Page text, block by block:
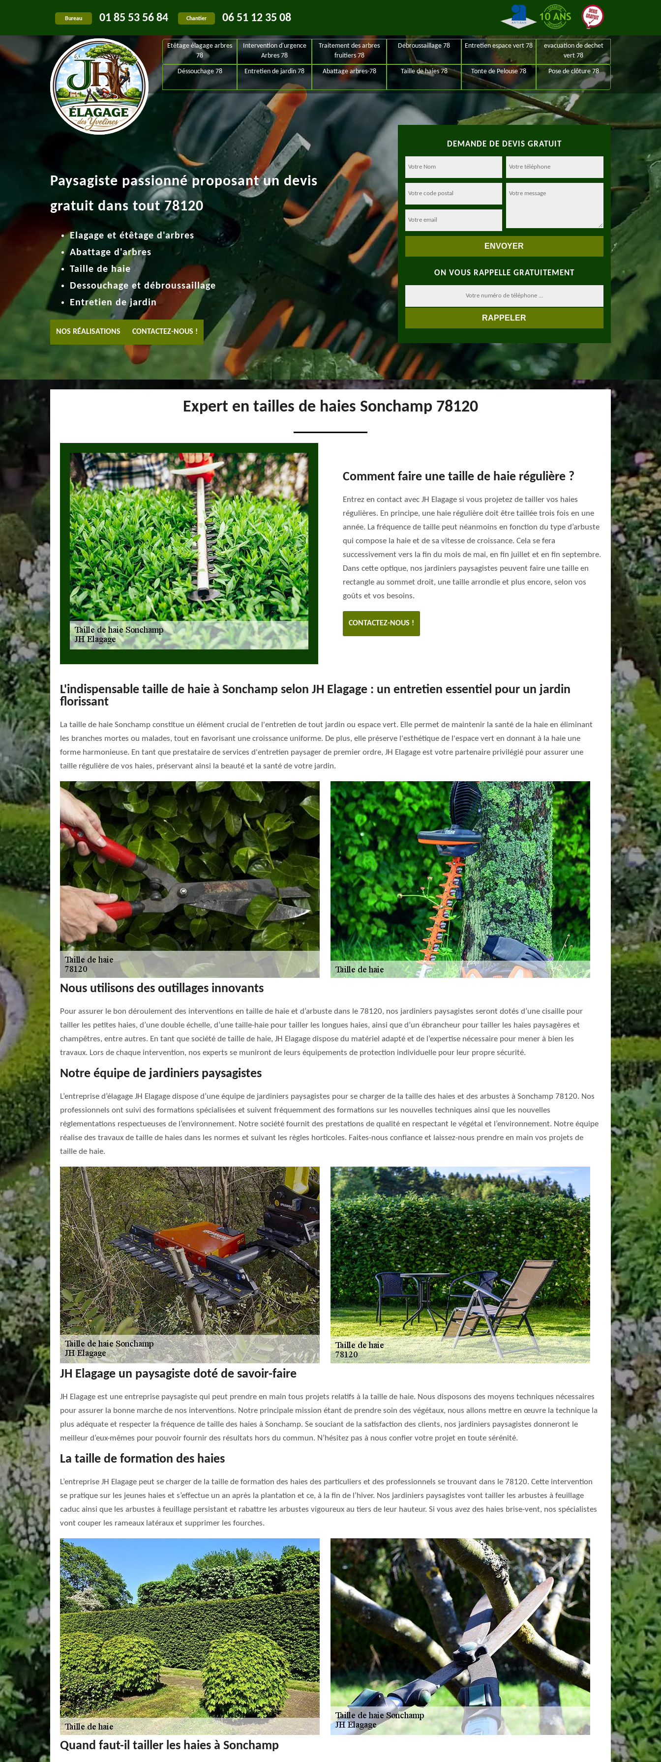
Bureau 01 85 53 56 84 Chantier 06 51 12 35 08
Etêtage élagage arbres
78
Intervention d'urgence
Arbres 78
Traitement des arbres
fruitiers 78
Debroussaillage 78 Entretien espace vert 78
evacuation de dechet
vert 78
Déssouchage 78 Entretien de jardin 78 Abattage arbres-78 Taille de haies 78 Tonte de Pelouse 78 Pose de clôture 78
DEMANDE DE DEVIS GRATUIT
ON VOUS RAPPELLE GRATUITEMENT
Paysagiste passionné proposant un devis
gratuit dans tout 78120
Elagage et étêtage d'arbres
Abattage d'arbres
Taille de haie
Dessouchage et débroussaillage
Entretien de jardin
NOS RÉALISATIONS CONTACTEZ-NOUS !
Expert en tailles de haies Sonchamp 78120
Comment faire une taille de haie régulière ?
Entrez en contact avec JH Elagage si vous projetez de tailler vos haies
régulières. En principe, une haie régulière doit être taillée trois fois en une
année. La fréquence de taille peut néanmoins en fonction du type d’arbuste
qui compose la haie et de sa vitesse de croissance. Cela se fera
successivement vers la fin du mois de mai, en fin juillet et en fin septembre.
Dans cette optique, nos jardiniers paysagistes peuvent faire une taille en
rectangle au sommet droit, une taille arrondie et plus encore, selon vos
goûts et vos besoins.
CONTACTEZ-NOUS !
L'indispensable taille de haie à Sonchamp selon JH Elagage : un entretien essentiel pour un jardin
florissant
La taille de haie Sonchamp constitue un élément crucial de l'entretien de tout jardin ou espace vert. Elle permet de maintenir la santé de la haie en éliminant
les branches mortes ou malades, tout en favorisant une croissance uniforme. De plus, elle préserve l'esthétique de l'espace vert en donnant à la haie une
forme harmonieuse. En tant que prestataire de services d'entretien paysager de premier ordre, JH Elagage est votre partenaire privilégié pour assurer une
taille régulière de vos haies, préservant ainsi la beauté et la santé de votre jardin.
Nous utilisons des outillages innovants
Pour assurer le bon déroulement des interventions en taille de haie et d’arbuste dans le 78120, nos jardiniers paysagistes seront dotés d’une cisaille pour
tailler les petites haies, d’une double échelle, d’une taille-haie pour tailler les longues haies, ainsi que d’un ébrancheur pour tailler les haies paysagères et
champêtres, entre autres. En tant que société de taille de haie, JH Elagage dispose du matériel adapté et de l’expertise nécessaire pour mener à bien les
travaux. Lors de chaque intervention, nos experts se muniront de leurs équipements de protection individuelle pour leur propre sécurité.
Notre équipe de jardiniers paysagistes
L’entreprise d’élagage JH Elagage dispose d’une équipe de jardiniers paysagistes pour se charger de la taille des haies et des arbustes à Sonchamp 78120. Nos
professionnels ont suivi des formations spécialisées et suivent fréquemment des formations sur les nouvelles techniques ainsi que les nouvelles
règlementations respectueuses de l’environnement. Notre société fournit des prestations de qualité en respectant le végétal et l’environnement. Notre équipe
réalise des travaux de taille de haies dans les normes et suivant les règles horticoles. Faites-nous confiance et laissez-nous prendre en main vos projets de
taille de haie.
JH Elagage un paysagiste doté de savoir-faire
JH Elagage est une entreprise paysagiste qui peut prendre en main tous projets relatifs à la taille de haie. Nous disposons des moyens techniques nécessaires
pour assurer la bonne marche de nos interventions. Notre principale mission étant de prendre soin des végétaux, nous allons mettre en œuvre la technique la
plus adéquate et respecter la fréquence de taille des haies à Sonchamp. Se souciant de la satisfaction des clients, nos jardiniers paysagistes donneront le
meilleur d’eux-mêmes pour pouvoir fournir des résultats hors du commun. N’hésitez pas à nous confier votre projet en toute sérénité.
La taille de formation des haies
L’entreprise JH Elagage peut se charger de la taille de formation des haies des particuliers et des professionnels se trouvant dans le 78120. Cette intervention
se pratique sur les jeunes haies et s’effectue un an après la plantation et ce, à la fin de l’hiver. Nos jardiniers paysagistes vont tailler les arbustes à feuillage
caduc ainsi que les arbustes à feuillage persistant et rabattre les arbustes vigoureux au tiers de leur hauteur. Si vous avez des haies brise-vent, nos spécialistes
vont couper les rameaux latéraux et supprimer les fourches.
Quand faut-il tailler les haies à Sonchamp